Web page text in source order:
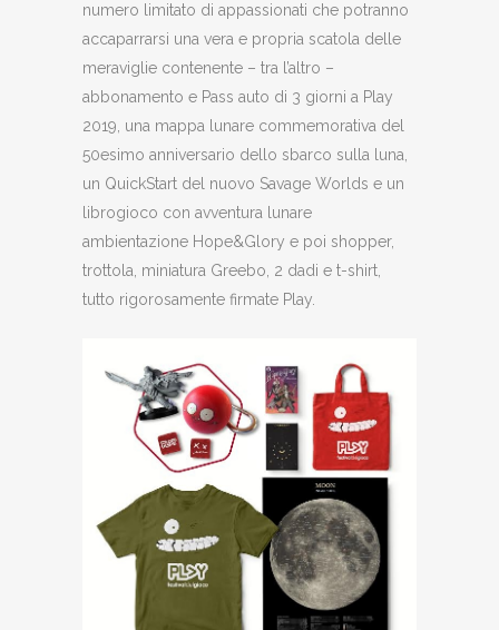
numero limitato di appassionati che potranno
accaparrarsi una vera e propria scatola delle
meraviglie contenente – tra l’altro –
abbonamento e Pass auto di 3 giorni a Play
2019, una mappa lunare commemorativa del
50esimo anniversario dello sbarco sulla luna,
un QuickStart del nuovo Savage Worlds e un
librogioco con avventura lunare
ambientazione Hope&Glory e poi shopper,
trottola, miniatura Greebo, 2 dadi e t-shirt,
tutto rigorosamente firmate Play.